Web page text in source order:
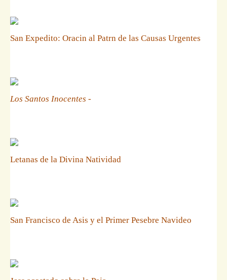
San Expedito: Oracin al Patrn de las Causas Urgentes
Los Santos Inocentes -
Letanas de la Divina Natividad
San Francisco de Asis y el Primer Pesebre Navideo